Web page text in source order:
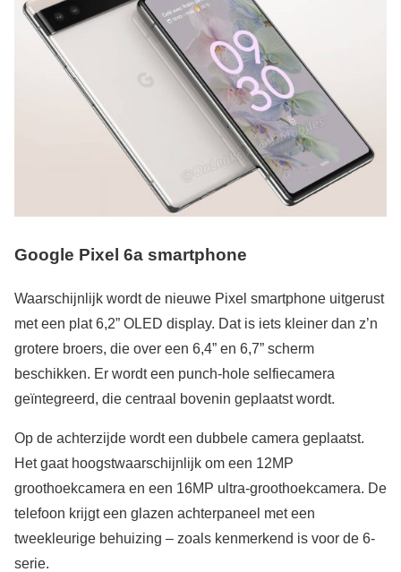
Google Pixel 6a smartphone
Waarschijnlijk wordt de nieuwe Pixel smartphone uitgerust
met een plat 6,2” OLED display. Dat is iets kleiner dan z’n
grotere broers, die over een 6,4” en 6,7” scherm
beschikken. Er wordt een punch-hole selfiecamera
geïntegreerd, die centraal bovenin geplaatst wordt.
Op de achterzijde wordt een dubbele camera geplaatst.
Het gaat hoogstwaarschijnlijk om een 12MP
groothoekcamera en een 16MP ultra-groothoekcamera. De
telefoon krijgt een glazen achterpaneel met een
tweekleurige behuizing – zoals kenmerkend is voor de 6-
serie.